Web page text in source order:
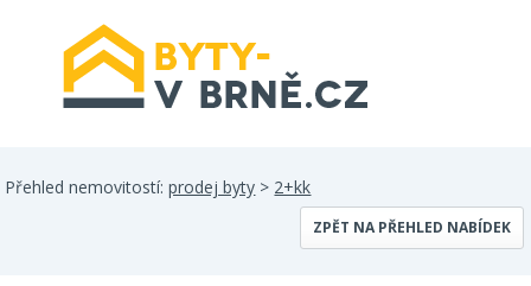
Přehled nemovitostí:prodej byty > 2+kk
ZPĚT NA PŘEHLED NABÍDEK